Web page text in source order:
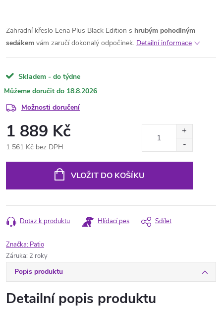
Zahradní křeslo Lena Plus Black Edition s hrubým pohodlným
sedákem vám zaručí dokonalý odpočinek. Detailní informace
Skladem - do týdne
18.8.2026
Možnosti doručení
1 889 Kč
1 561 Kč bez DPH
VLOŽIT DO KOŠÍKU
Dotaz k produktu Hlídací pes Sdílet
Značka: Patio
Záruka: 2 roky
Popis produktu
Detailní popis produktu